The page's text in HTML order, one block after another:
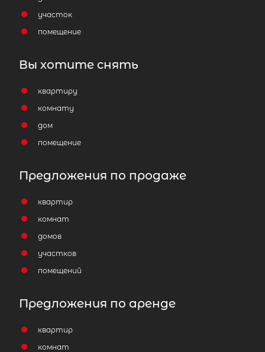
участок
помещение
Вы хотите снять
квартиру
комнату
дом
помещение
Предложения по продаже
квартир
комнат
домов
участков
помещений
Предложения по аренде
квартир
комнат